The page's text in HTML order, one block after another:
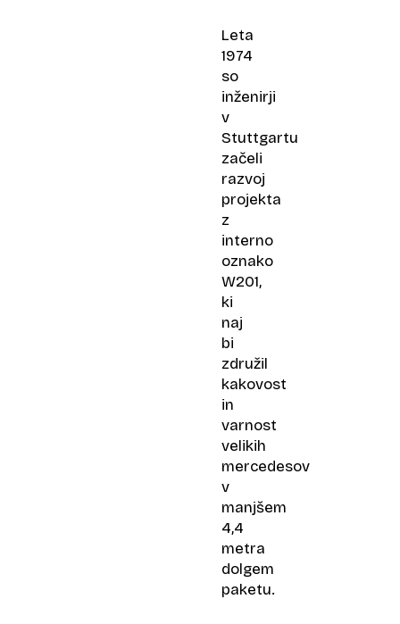
Leta
1974
so
inženirji
v
Stuttgartu
začeli
razvoj
projekta
z
interno
oznako
W201,
ki
naj
bi
združil
kakovost
in
varnost
velikih
mercedesov
v
manjšem
4,4
metra
dolgem
paketu.